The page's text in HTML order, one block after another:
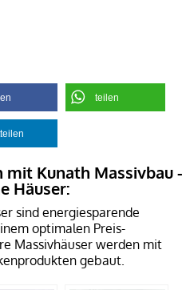
teilen
mit Kunath Massivbau -
Häuser:
sind energiesparende
optimalen Preis-
Massivhäuser werden mit
gebaut.